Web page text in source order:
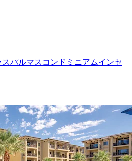
パルマスコンドミニアムインセ